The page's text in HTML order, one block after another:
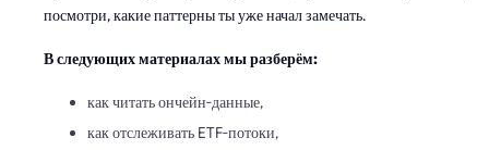
посмотри, какие паттерны ты уже начал замечать.
В следующих материалах мы разберём:
как читать ончейн-данные,
как отслеживать ETF-потоки,